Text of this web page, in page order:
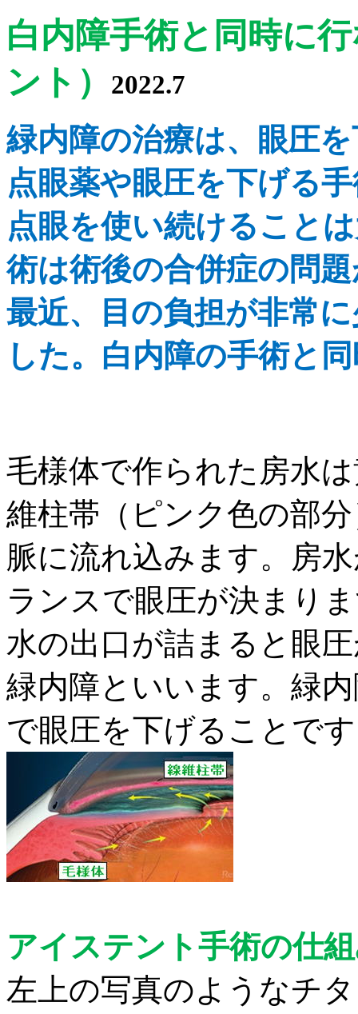
白内障手術と同時に
ント）
2022.7
緑内障の治療は、眼圧
点眼薬や眼圧を下げる
点眼を使い続けること
術は術後の合併症の問
最近、目の負担が非常
した。白内障の手術と
毛様体で作られた房水
維柱帯（ピンク色の部
脈に流れ込みます。房
ランスで眼圧が決まり
水の出口が詰まると眼
緑内障といいます。緑
で眼圧を下げることです
アイステント手術の仕
左上の写真のようなチ